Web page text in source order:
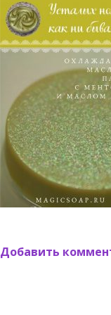
Добавить